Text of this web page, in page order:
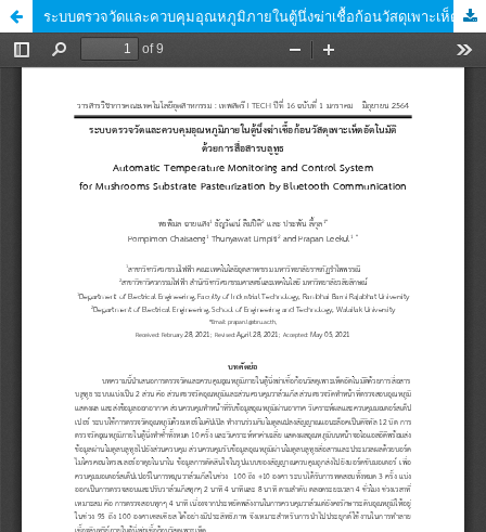
ระบบตรวจวัดและควบคุมอุณหภูมิภายในตู้นึ่งฆ่าเชื้อก้อนวัสดุเพาะเห็ดอัตโนมัติด้วยการสื่อสารบลูทูธ